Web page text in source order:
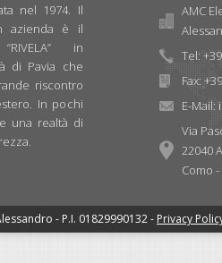
nel 1974. Il
azienda è il
in
di Pavia che
riscontro
In pochi
una realtà di
AMC
Tel:
Fax:
E-Mail:
Via
22040
Como -
- P.I. 01829990132 - Privacy